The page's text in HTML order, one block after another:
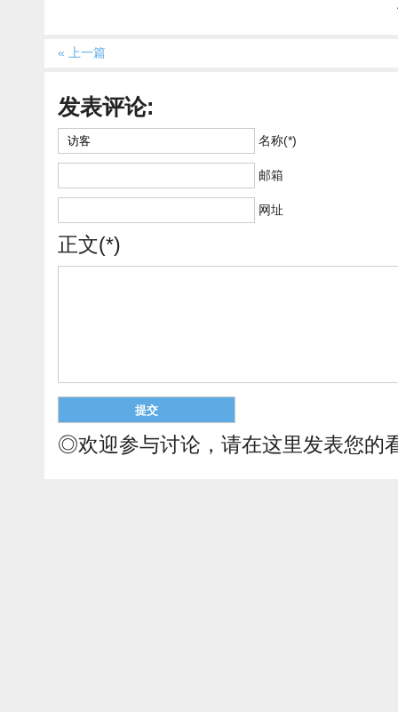
« 上一篇
发表评论:
名称(*)
邮箱
网址
正文(*)
◎欢迎参与讨论，请在这里发表您的